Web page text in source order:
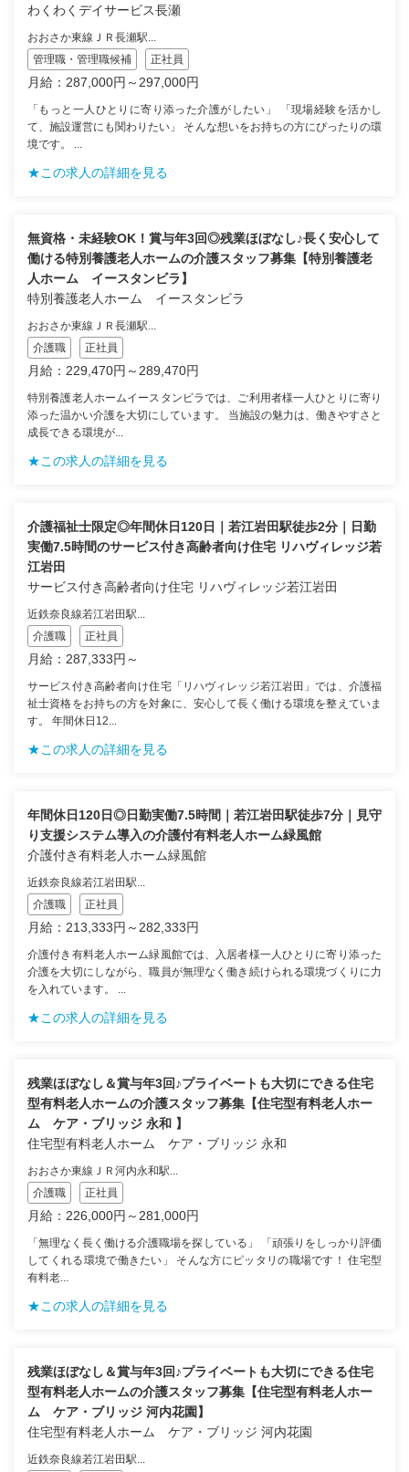
わくわくデイサービス長瀬
おおさか東線ＪＲ長瀬駅...
管理職・管理職候補
正社員
月給：287,000円～297,000円
「もっと一人ひとりに寄り添った介護がしたい」 「現場経験を活かし
て、施設運営にも関わりたい」 そんな想いをお持ちの方にぴったりの環
境です。 ...
★この求人の詳細を見る
無資格・未経験OK！賞与年3回◎残業ほぼなし♪長く安心して
働ける特別養護老人ホームの介護スタッフ募集【特別養護老
人ホーム イースタンビラ】
特別養護老人ホーム イースタンビラ
おおさか東線ＪＲ長瀬駅...
介護職
正社員
月給：229,470円～289,470円
特別養護老人ホームイースタンビラでは、ご利用者様一人ひとりに寄り
添った温かい介護を大切にしています。 当施設の魅力は、働きやすさと
成長できる環境が...
★この求人の詳細を見る
介護福祉士限定◎年間休日120日｜若江岩田駅徒歩2分｜日勤
実働7.5時間のサービス付き高齢者向け住宅 リハヴィレッジ若
江岩田
サービス付き高齢者向け住宅 リハヴィレッジ若江岩田
近鉄奈良線若江岩田駅...
介護職
正社員
月給：287,333円～
サービス付き高齢者向け住宅「リハヴィレッジ若江岩田」では、介護福
祉士資格をお持ちの方を対象に、安心して長く働ける環境を整えていま
す。 年間休日12...
★この求人の詳細を見る
年間休日120日◎日勤実働7.5時間｜若江岩田駅徒歩7分｜見守
り支援システム導入の介護付有料老人ホーム緑風館
介護付き有料老人ホーム緑風館
近鉄奈良線若江岩田駅...
介護職
正社員
月給：213,333円～282,333円
介護付き有料老人ホーム緑風館では、入居者様一人ひとりに寄り添った
介護を大切にしながら、職員が無理なく働き続けられる環境づくりに力
を入れています。 ...
★この求人の詳細を見る
残業ほぼなし＆賞与年3回♪プライベートも大切にできる住宅
型有料老人ホームの介護スタッフ募集【住宅型有料老人ホー
ム ケア・ブリッジ 永和 】
住宅型有料老人ホーム ケア・ブリッジ 永和
おおさか東線ＪＲ河内永和駅...
介護職
正社員
月給：226,000円～281,000円
「無理なく長く働ける介護職場を探している」 「頑張りをしっかり評価
してくれる環境で働きたい」 そんな方にピッタリの職場です！ 住宅型
有料老...
★この求人の詳細を見る
残業ほぼなし＆賞与年3回♪プライベートも大切にできる住宅
型有料老人ホームの介護スタッフ募集【住宅型有料老人ホー
ム ケア・ブリッジ 河内花園】
住宅型有料老人ホーム ケア・ブリッジ 河内花園
近鉄奈良線若江岩田駅...